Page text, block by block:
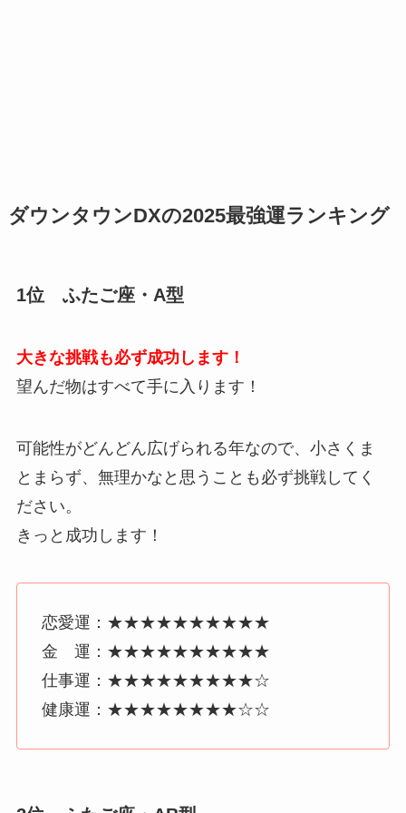
ダウンタウンDXの2025最強運ランキング
1位 ふたご座・A型
大きな挑戦も必ず成功します！
望んだ物はすべて手に入ります！
可能性がどんどん広げられる年なので、小さくま
とまらず、無理かなと思うことも必ず挑戦してく
ださい。
きっと成功します！
恋愛運：★★★★★★★★★★
金 運：★★★★★★★★★★
仕事運：★★★★★★★★★☆
健康運：★★★★★★★★☆☆